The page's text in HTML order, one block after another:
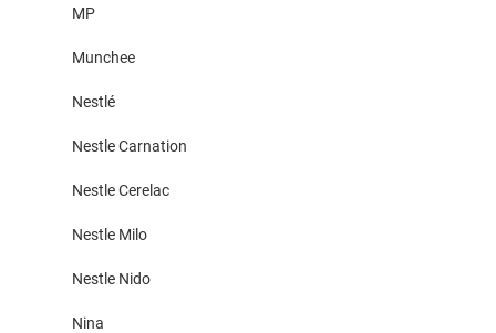
MP
Munchee
Nestlé
Nestle Carnation
Nestle Cerelac
Nestle Milo
Nestle Nido
Nina